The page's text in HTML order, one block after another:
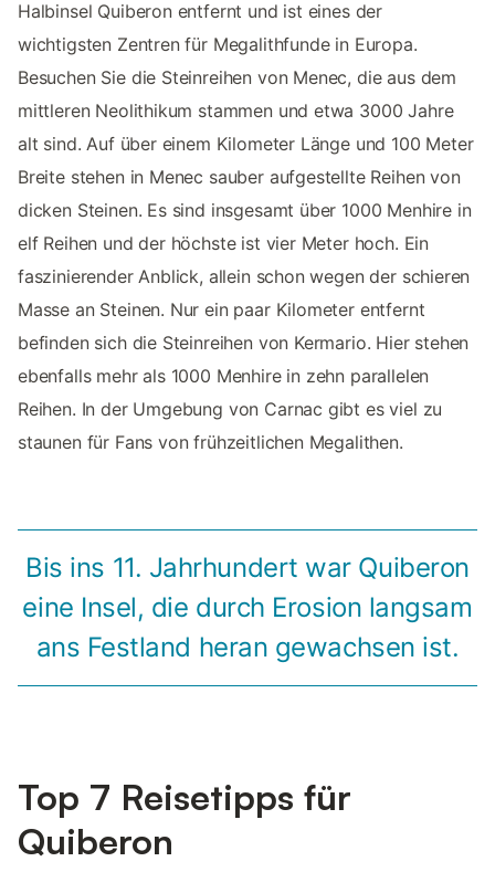
Halbinsel Quiberon entfernt und ist eines der
wichtigsten Zentren für Megalithfunde in Europa.
Besuchen Sie die Steinreihen von Menec, die aus dem
mittleren Neolithikum stammen und etwa 3000 Jahre
alt sind. Auf über einem Kilometer Länge und 100 Meter
Breite stehen in Menec sauber aufgestellte Reihen von
dicken Steinen. Es sind insgesamt über 1000 Menhire in
elf Reihen und der höchste ist vier Meter hoch. Ein
faszinierender Anblick, allein schon wegen der schieren
Masse an Steinen. Nur ein paar Kilometer entfernt
befinden sich die Steinreihen von Kermario. Hier stehen
ebenfalls mehr als 1000 Menhire in zehn parallelen
Reihen. In der Umgebung von Carnac gibt es viel zu
staunen für Fans von frühzeitlichen Megalithen.
Bis ins 11. Jahrhundert war Quiberon
eine Insel, die durch Erosion langsam
ans Festland heran gewachsen ist.
Top 7 Reisetipps für
Quiberon